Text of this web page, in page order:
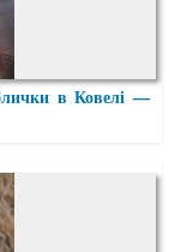
в Ковелі —